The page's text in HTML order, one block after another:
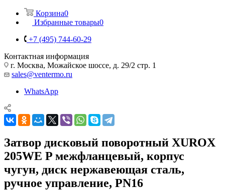
Корзина0
Избранные товары0
+7 (495) 744-60-29
Контактная информация
г. Москва, Можайское шоссе, д. 29/2 стр. 1
sales@ventermo.ru
WhatsApp
Затвор дисковый поворотный XUROX
205WE P межфланцевый, корпус
чугун, диск нержавеющая сталь,
ручное управление, PN16